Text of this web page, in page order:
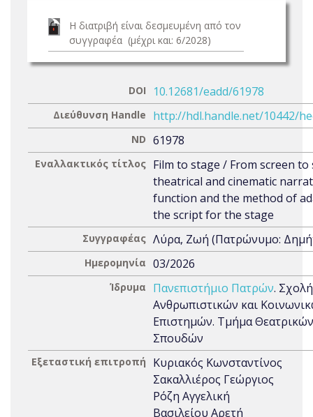
Η διατριβή είναι δεσμευμένη από τον
συγγραφέα (μέχρι και: 6/2028)
DOI 10.12681/eadd/61978
Διεύθυνση Handle http://hdl.handle.net/10442/
ND 61978
Εναλλακτικός τίτλος Film to stage / From screen to
theatrical and cinematic
function and the method of
the script for the stage
Συγγραφέας Λύρα, Ζωή (Πατρώνυμο:
Ημερομηνία 03/2026
Ίδρυμα Πανεπιστήμιο Πατρών. Σχολή
Ανθρωπιστικών και
Επιστημών. Τμήμα Θεατρικών
Σπουδών
Εξεταστική επιτροπή
Κυριακός Κωνσταντίνος
Σακαλλιέρος Γεώργιος
Ρόζη Αγγελική
Βασιλείου Αρετή